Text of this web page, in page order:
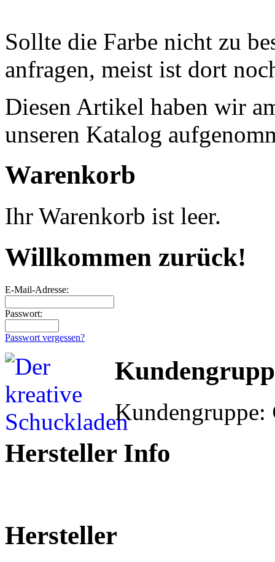
Sollte die Farbe nicht zu
anfragen, meist ist dort
Diesen Artikel haben wir
unseren Katalog
Warenkorb
Ihr Warenkorb ist leer.
Willkommen zurück!
E-Mail-Adresse:
Passwort:
Passwort vergessen?
Kundengruppe:
Hersteller Info
Hersteller